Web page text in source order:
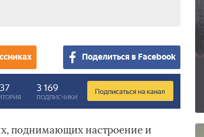
Поделиться в Facebook
поднимающих настроение и